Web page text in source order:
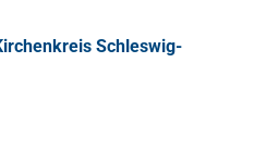
Schleswig-